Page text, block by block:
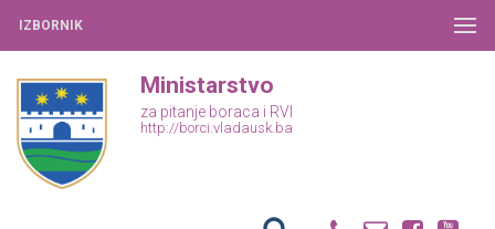
IZBORNIK
Ministarstvo
za pitanje boraca i RVI
http://borci.vladausk.ba